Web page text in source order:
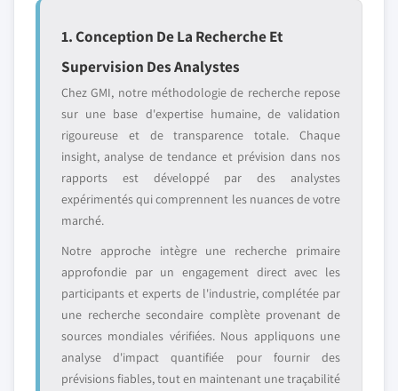
1. Conception De La Recherche Et
Supervision Des Analystes
Chez GMI, notre méthodologie de recherche repose
sur une base d'expertise humaine, de validation
rigoureuse et de transparence totale. Chaque
insight, analyse de tendance et prévision dans nos
rapports est développé par des analystes
expérimentés qui comprennent les nuances de votre
marché.
Notre approche intègre une recherche primaire
approfondie par un engagement direct avec les
participants et experts de l'industrie, complétée par
une recherche secondaire complète provenant de
sources mondiales vérifiées. Nous appliquons une
analyse d'impact quantifiée pour fournir des
prévisions fiables, tout en maintenant une traçabilité